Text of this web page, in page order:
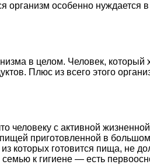
особенно нуждается
в целом. Человек, который
Плюс из всего этого
с активной
приготовленной в
которых готовится пища, не
к гигиене — есть